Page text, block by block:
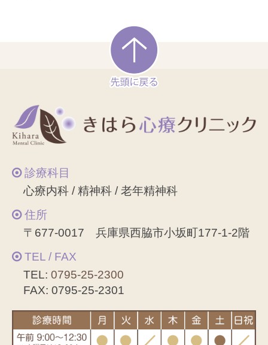
診療科目
心療内科 / 精神科 / 老年精神科
住所
〒677-0017 兵庫県西脇市小坂町177-1-2階
TEL / FAX
TEL:0795-25-2300
FAX: 0795-25-2301